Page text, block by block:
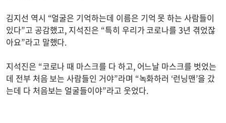
김지선 역시 “얼굴은 기억하는데 이름은 기억 못 하는 사람들이
있다”고 공감했고, 지석진은 “특히 우리가 코로나를 3년 겪었잖
아요”라고 말했다.
지석진은 “코로나 때 마스크를 다 하고, 어느날 마스크를 벗었는
데 전부 처음 보는 사람들인 거야”라며 “녹화하러 ‘런닝맨’을 갔
는데 다 처음보는 얼굴들이야”라고 웃었다.